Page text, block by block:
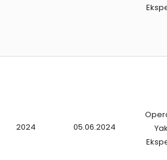
2024 05.06.2024